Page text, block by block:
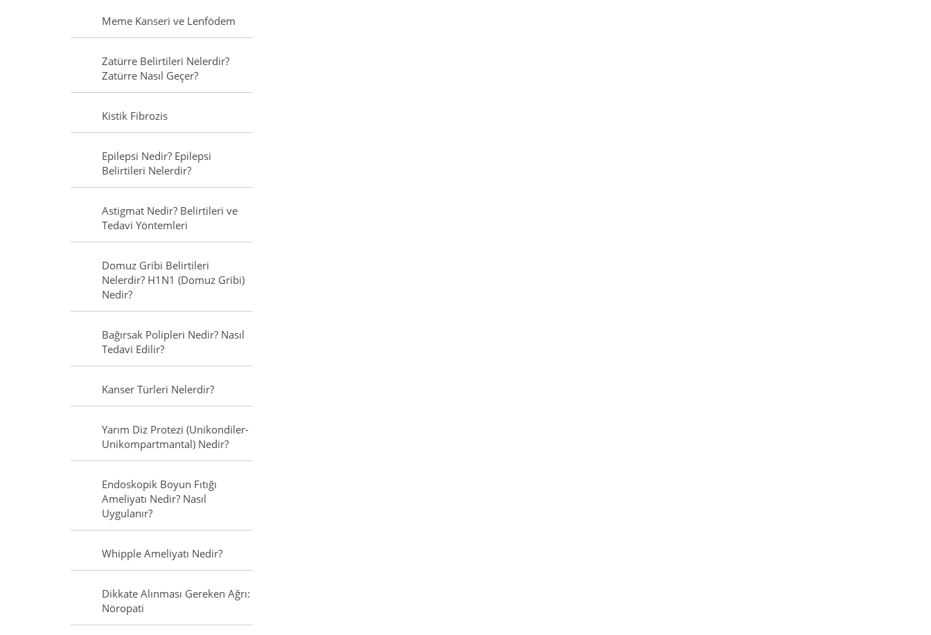
Meme Kanseri ve Lenfödem
Zatürre Belirtileri Nelerdir?
Zatürre Nasıl Geçer?
Kistik Fibrozis
Epilepsi Nedir? Epilepsi
Belirtileri Nelerdir?
Astigmat Nedir? Belirtileri ve
Tedavi Yöntemleri
Domuz Gribi Belirtileri
Nelerdir? H1N1 (Domuz Gribi)
Nedir?
Bağırsak Polipleri Nedir? Nasıl
Tedavi Edilir?
Kanser Türleri Nelerdir?
Yarım Diz Protezi (Unikondiler-
Unikompartmantal) Nedir?
Endoskopik Boyun Fıtığı
Ameliyatı Nedir? Nasıl
Uygulanır?
Whipple Ameliyatı Nedir?
Dikkate Alınması Gereken Ağrı:
Nöropati